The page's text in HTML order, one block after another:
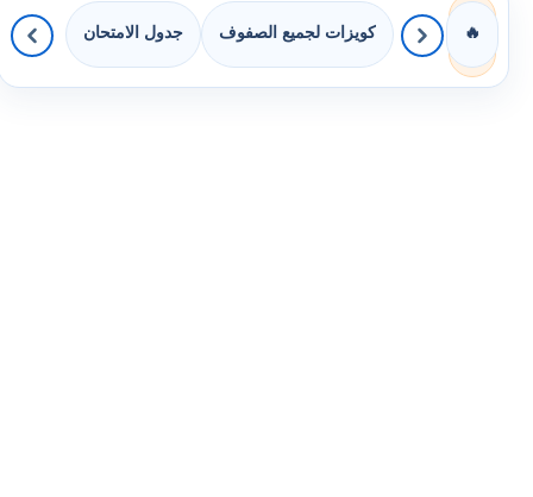
🔥 كويزات لجميع الصفوف جدول الامتحان